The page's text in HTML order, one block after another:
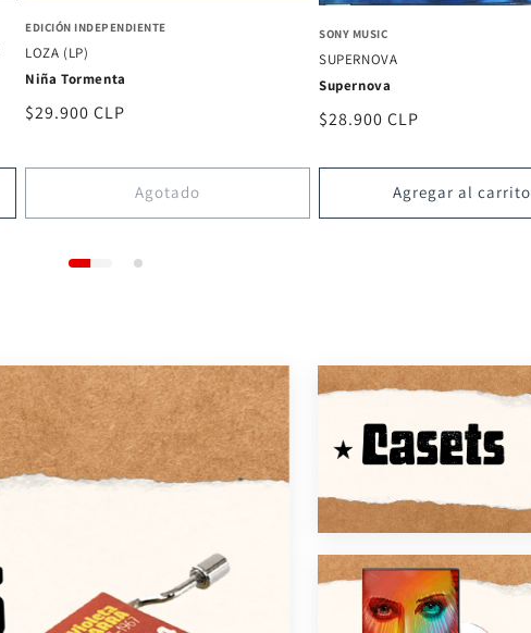
EDICIÓN INDEPENDIENTE
LOZA (LP)
Niña Tormenta
Precio
$29.900 CLP
Agotado
SONY MUSIC
SUPERNOVA
Supernova
Precio
$28.900 CLP
Agregar al carrito